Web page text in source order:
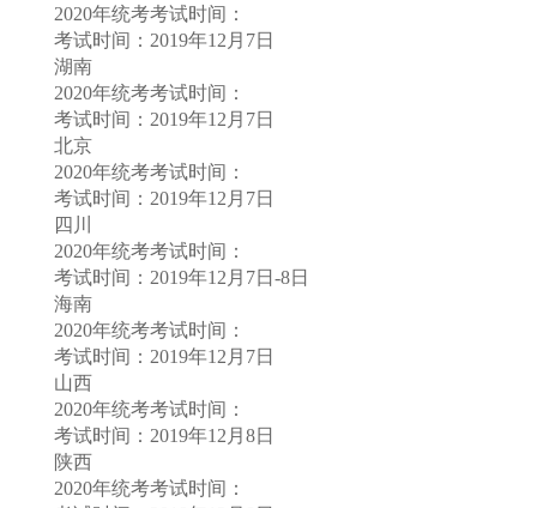
2020年统考考试时间：
考试时间：2019年12月7日
湖南
2020年统考考试时间：
考试时间：2019年12月7日
北京
2020年统考考试时间：
考试时间：2019年12月7日
四川
2020年统考考试时间：
考试时间：2019年12月7日-8日
海南
2020年统考考试时间：
考试时间：2019年12月7日
山西
2020年统考考试时间：
考试时间：2019年12月8日
陕西
2020年统考考试时间：